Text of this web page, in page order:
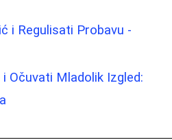
i Regulisati Probavu -
Očuvati Mladolik Izgled: